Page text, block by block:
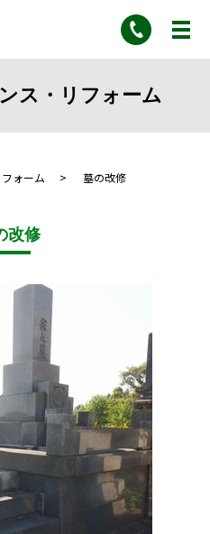
ス・リフォーム
ォーム 墓の改修
改修